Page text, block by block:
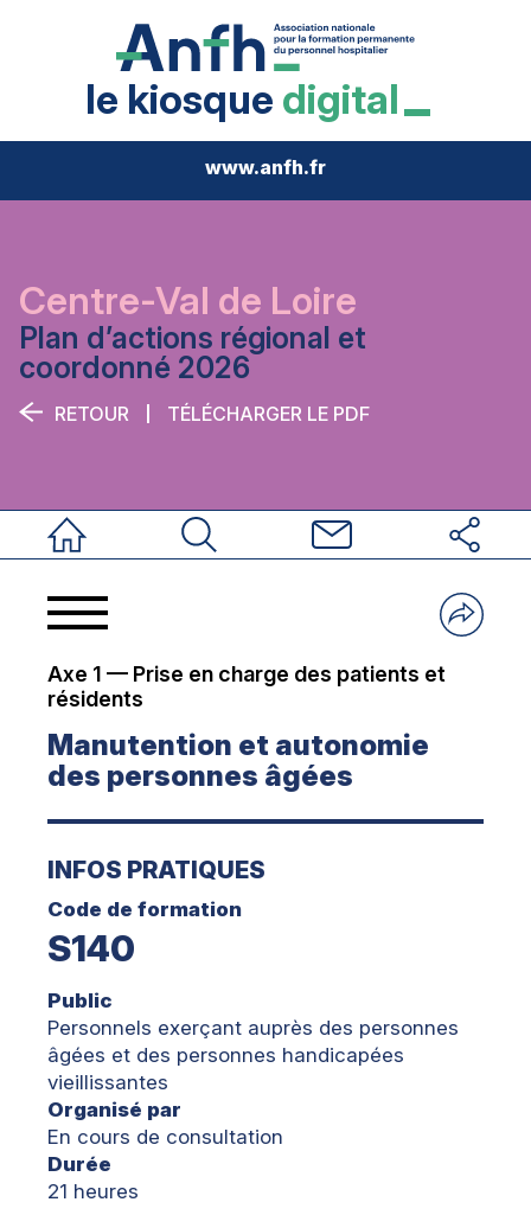
le kiosque digital
www.anfh.fr
Accueil Rechercher Nous contacter Réseaux
Centre-Val de Loire
Plan d’actions régional et
coordonné 2026
RETOUR TÉLÉCHARGER LE PDF
Axe 1 — Prise en charge des patients et
résidents
Manutention et autonomie
des personnes âgées
INFOS PRATIQUES
Code de formation
S140
Public
Personnels exerçant auprès des personnes
âgées et des personnes handicapées
vieillissantes
Organisé par
En cours de consultation
Durée
21 heures